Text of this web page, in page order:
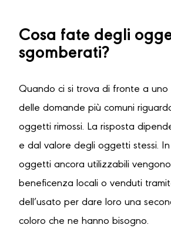
Cosa fate degli
sgomberati?
Quando ci si trova di fronte a uno
delle domande più comuni
oggetti rimossi. La risposta
e dal valore degli oggetti stessi. In
oggetti ancora utilizzabili
beneficenza locali o venduti
dell’usato per dare loro una
coloro che ne hanno bisogno.